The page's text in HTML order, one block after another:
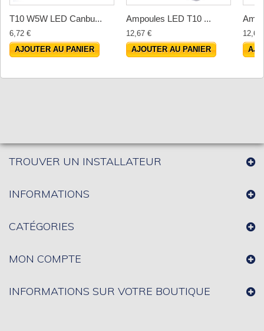
T10 W5W LED Canbu...
6,72 €
AJOUTER AU PANIER
Ampoules LED T10 ...
12,67 €
AJOUTER AU PANIER
12,67
TROUVER UN INSTALLATEUR
INFORMATIONS
CATÉGORIES
MON COMPTE
INFORMATIONS SUR VOTRE BOUTIQUE